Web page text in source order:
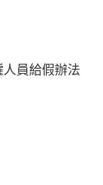
員給假辦法